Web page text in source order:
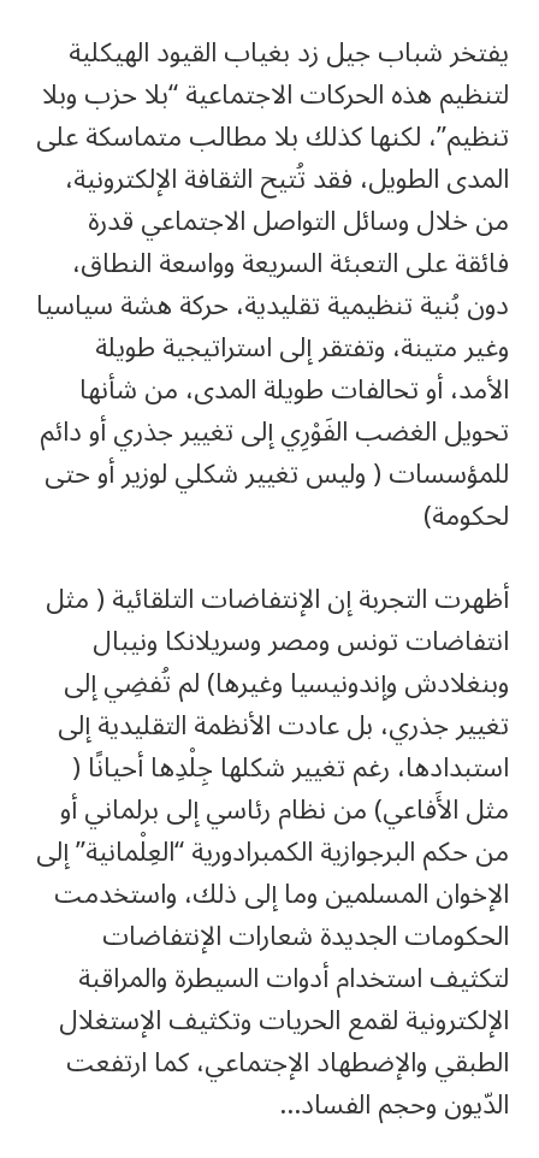
يفتخر شباب جيل زد بغياب القيود الهيكلية
لتنظيم هذه الحركات الاجتماعية “بلا حزب وبلا
تنظيم”، لكنها كذلك بلا مطالب متماسكة على
المدى الطويل، فقد تُتيح الثقافة الإلكترونية،
من خلال وسائل التواصل الاجتماعي قدرة
فائقة على التعبئة السريعة وواسعة النطاق،
دون بُنية تنظيمية تقليدية، حركة هشة سياسيا
وغير متينة، وتفتقر إلى استراتيجية طويلة
الأمد، أو تحالفات طويلة المدى، من شأنها
تحويل الغضب الفَوْرِي إلى تغيير جذري أو دائم
للمؤسسات ( وليس تغيير شكلي لوزير أو حتى
لحكومة)
أظهرت التجربة إن الإنتفاضات التلقائية ( مثل
انتفاضات تونس ومصر وسريلانكا ونيبال
وبنغلادش وإندونيسيا وغيرها) لم تُفضِي إلى
تغيير جذري، بل عادت الأنظمة التقليدية إلى
استبدادها، رغم تغيير شكلها جِلْدِها أحيانًا (
مثل الأَفاعي) من نظام رئاسي إلى برلماني أو
من حكم البرجوازية الكمبرادورية “العِلْمانية” إلى
الإخوان المسلمين وما إلى ذلك، واستخدمت
الحكومات الجديدة شعارات الإنتفاضات
لتكثيف استخدام أدوات السيطرة والمراقبة
الإلكترونية لقمع الحريات وتكثيف الإستغلال
الطبقي والإضطهاد الإجتماعي، كما ارتفعت
الدّيون وحجم الفساد…